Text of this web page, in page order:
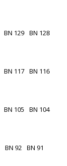
BN 129 BN 128
BN 117 BN 116
BN 105
BN 104
BN 92 BN 91